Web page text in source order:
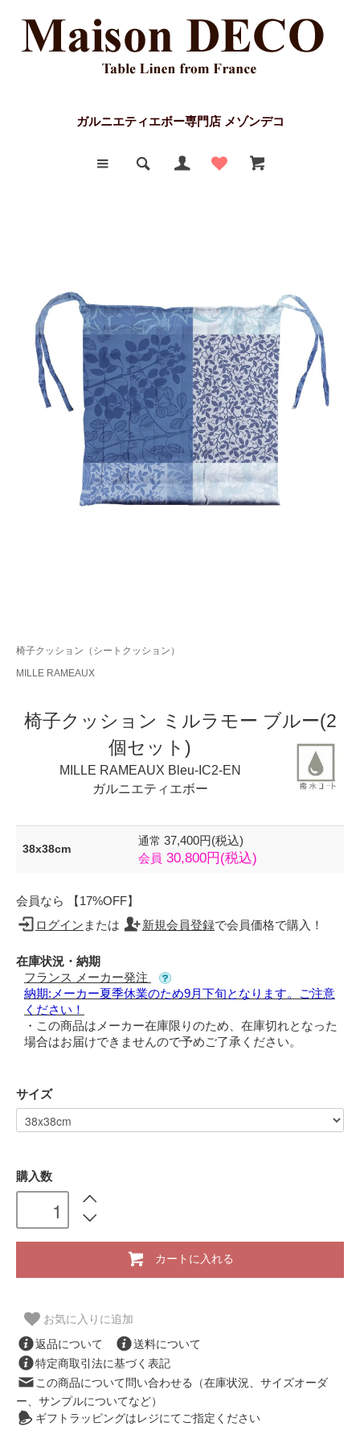
ガルニエティエボー専門店 メゾンデコ
椅子クッション（シートクッション）
MILLE RAMEAUX
椅子クッション ミルラモー ブルー(2
個セット)
MILLE RAMEAUX Bleu-IC2-EN
ガルニエティエボー
38x38cm
通常 37,400円(税込)
会員 30,800円(税込)
会員なら 【17%OFF】
ログイン または 新規会員登録で会員価格で購入！
在庫状況・納期
フランス メーカー発注
納期:メーカー夏季休業のため9月下旬となります。ご注意
ください！
・この商品はメーカー在庫限りのため、在庫切れとなった
場合はお届けできませんので予めご了承ください。
サイズ
購入数
カートに入れる
お気に入りに追加
返品について
送料について
特定商取引法に基づく表記
この商品について問い合わせる（在庫状況、サイズオーダ
ー、サンプルについてなど）
ギフトラッピングはレジにてご指定ください